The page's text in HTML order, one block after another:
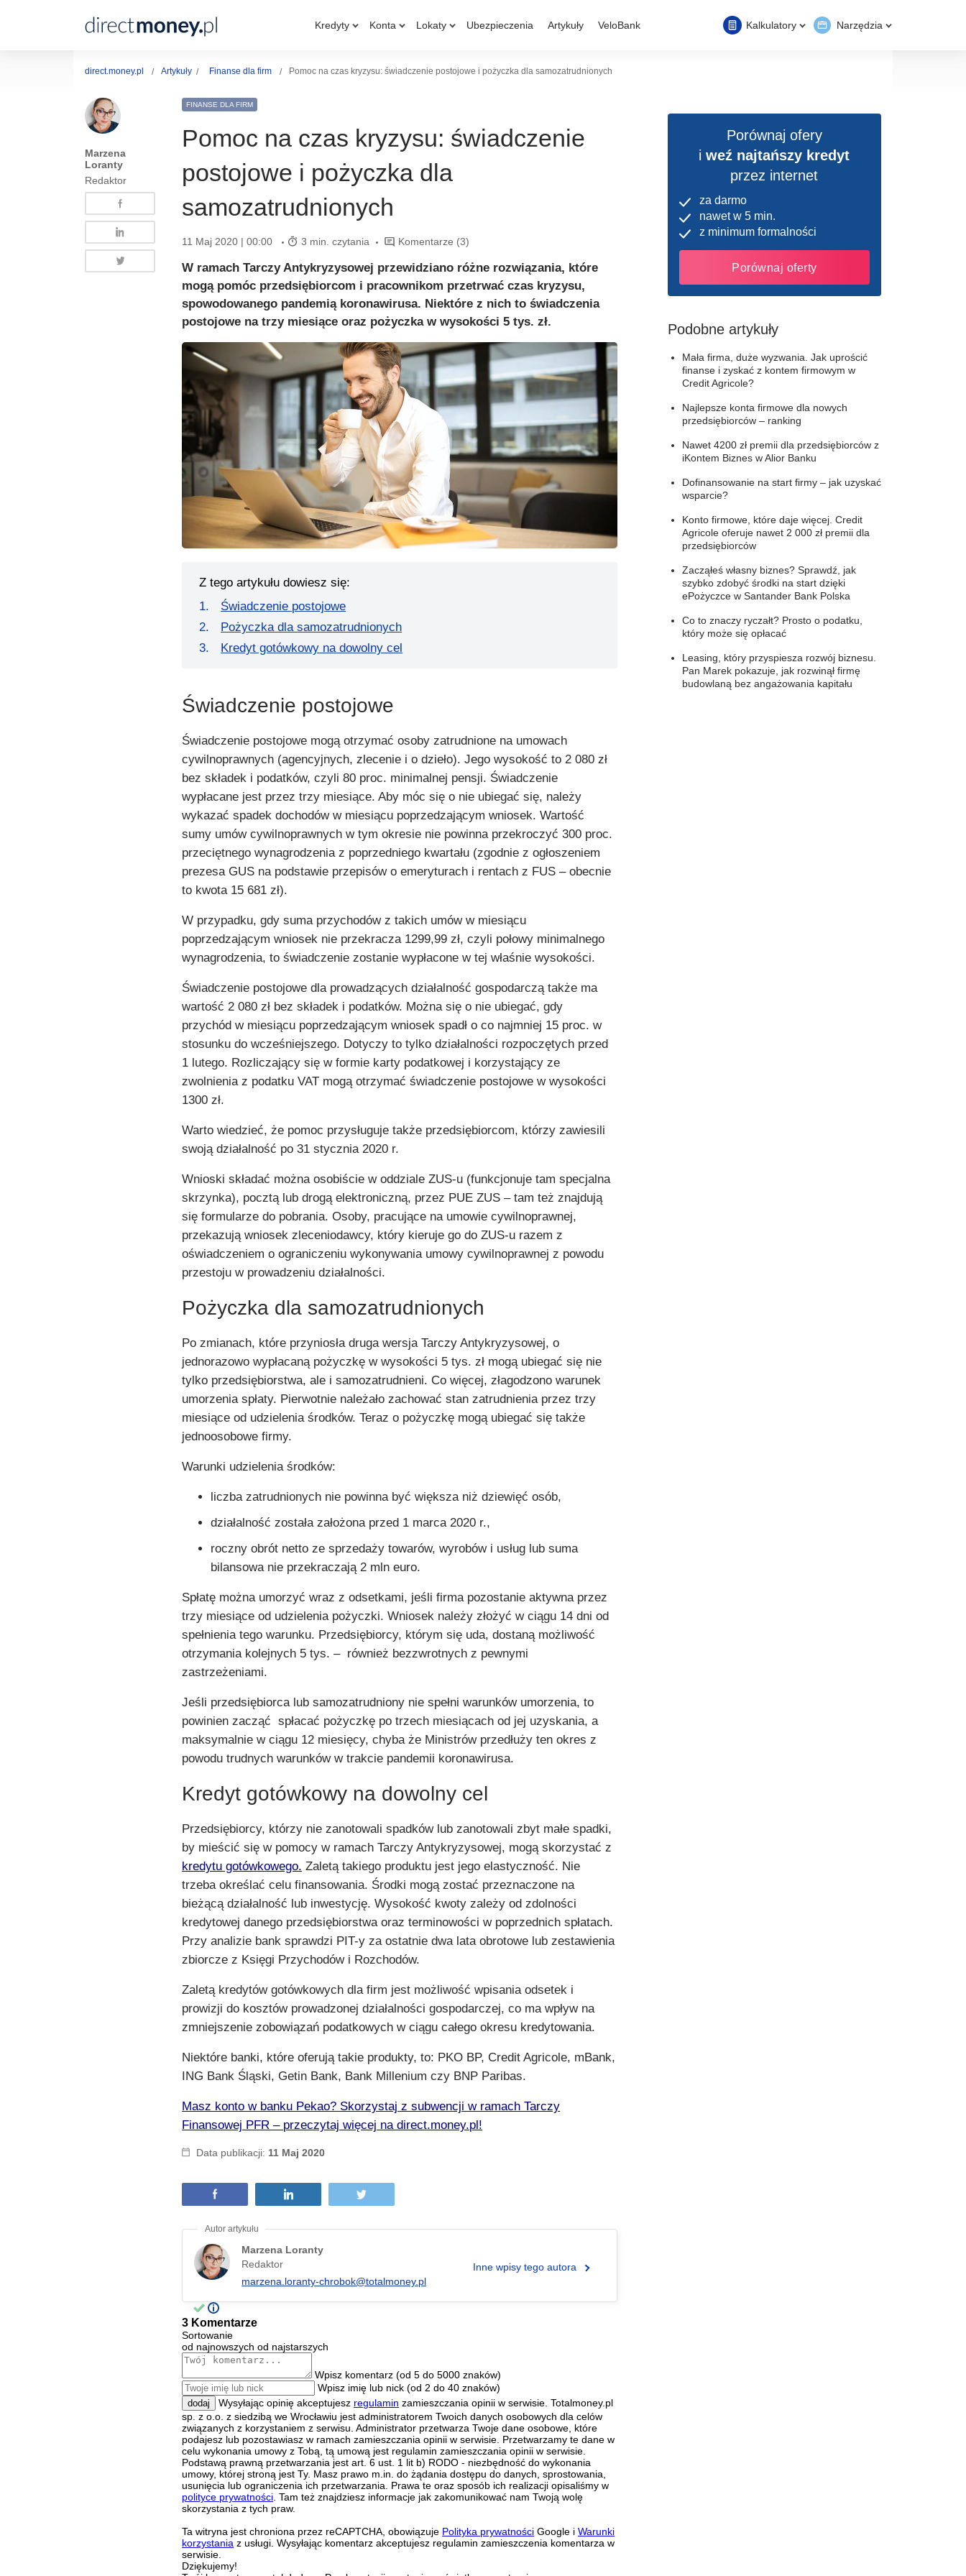
Kredyty Konta Lokaty Ubezpieczenia Artykuły VeloBank Kalkulatory Narzędzia
direct.money.pl Artykuły Finanse dla firm Pomoc na czas kryzysu: świadczenie postojowe i pożyczka dla samozatrudnionych
Marzena
Loranty
Redaktor
FINANSE DLA FIRM
Pomoc na czas kryzysu: świadczenie
postojowe i pożyczka dla
samozatrudnionych
11 Maj 2020 | 00:00 3 min. czytania Komentarze (3)
W ramach Tarczy Antykryzysowej przewidziano różne rozwiązania, które
mogą pomóc przedsiębiorcom i pracownikom przetrwać czas kryzysu,
spowodowanego pandemią koronawirusa. Niektóre z nich to świadczenia
postojowe na trzy miesiące oraz pożyczka w wysokości 5 tys. zł.
Z tego artykułu dowiesz się:
Świadczenie postojowe
Pożyczka dla samozatrudnionych
Kredyt gotówkowy na dowolny cel
Świadczenie postojowe
Świadczenie postojowe mogą otrzymać osoby zatrudnione na umowach
cywilnoprawnych (agencyjnych, zlecenie i o dzieło). Jego wysokość to 2 080 zł
bez składek i podatków, czyli 80 proc. minimalnej pensji. Świadczenie
wypłacane jest przez trzy miesiące. Aby móc się o nie ubiegać się, należy
wykazać spadek dochodów w miesiącu poprzedzającym wniosek. Wartość
sumy umów cywilnoprawnych w tym okresie nie powinna przekroczyć 300 proc.
przeciętnego wynagrodzenia z poprzedniego kwartału (zgodnie z ogłoszeniem
prezesa GUS na podstawie przepisów o emeryturach i rentach z FUS – obecnie
to kwota 15 681 zł).
W przypadku, gdy suma przychodów z takich umów w miesiącu
poprzedzającym wniosek nie przekracza 1299,99 zł, czyli połowy minimalnego
wynagrodzenia, to świadczenie zostanie wypłacone w tej właśnie wysokości.
Świadczenie postojowe dla prowadzących działalność gospodarczą także ma
wartość 2 080 zł bez składek i podatków. Można się o nie ubiegać, gdy
przychód w miesiącu poprzedzającym wniosek spadł o co najmniej 15 proc. w
stosunku do wcześniejszego. Dotyczy to tylko działalności rozpoczętych przed
1 lutego. Rozliczający się w formie karty podatkowej i korzystający ze
zwolnienia z podatku VAT mogą otrzymać świadczenie postojowe w wysokości
1300 zł.
Warto wiedzieć, że pomoc przysługuje także przedsiębiorcom, którzy zawiesili
swoją działalność po 31 stycznia 2020 r.
Wnioski składać można osobiście w oddziale ZUS-u (funkcjonuje tam specjalna
skrzynka), pocztą lub drogą elektroniczną, przez PUE ZUS – tam też znajdują
się formularze do pobrania. Osoby, pracujące na umowie cywilnoprawnej,
przekazują wniosek zleceniodawcy, który kieruje go do ZUS-u razem z
oświadczeniem o ograniczeniu wykonywania umowy cywilnoprawnej z powodu
przestoju w prowadzeniu działalności.
Pożyczka dla samozatrudnionych
Po zmianach, które przyniosła druga wersja Tarczy Antykryzysowej, o
jednorazowo wypłacaną pożyczkę w wysokości 5 tys. zł mogą ubiegać się nie
tylko przedsiębiorstwa, ale i samozatrudnieni. Co więcej, złagodzono warunek
umorzenia spłaty. Pierwotnie należało zachować stan zatrudnienia przez trzy
miesiące od udzielenia środków. Teraz o pożyczkę mogą ubiegać się także
jednoosobowe firmy.
Warunki udzielenia środków:
liczba zatrudnionych nie powinna być większa niż dziewięć osób,
działalność została założona przed 1 marca 2020 r.,
roczny obrót netto ze sprzedaży towarów, wyrobów i usług lub suma
bilansowa nie przekraczają 2 mln euro.
Spłatę można umorzyć wraz z odsetkami, jeśli firma pozostanie aktywna przez
trzy miesiące od udzielenia pożyczki. Wniosek należy złożyć w ciągu 14 dni od
spełnienia tego warunku. Przedsiębiorcy, którym się uda, dostaną możliwość
otrzymania kolejnych 5 tys. – również bezzwrotnych z pewnymi
zastrzeżeniami.
Jeśli przedsiębiorca lub samozatrudniony nie spełni warunków umorzenia, to
powinien zacząć spłacać pożyczkę po trzech miesiącach od jej uzyskania, a
maksymalnie w ciągu 12 miesięcy, chyba że Ministrów przedłuży ten okres z
powodu trudnych warunków w trakcie pandemii koronawirusa.
Kredyt gotówkowy na dowolny cel
Przedsiębiorcy, którzy nie zanotowali spadków lub zanotowali zbyt małe spadki,
by mieścić się w pomocy w ramach Tarczy Antykryzysowej, mogą skorzystać z
kredytu gotówkowego. Zaletą takiego produktu jest jego elastyczność. Nie
trzeba określać celu finansowania. Środki mogą zostać przeznaczone na
bieżącą działalność lub inwestycję. Wysokość kwoty zależy od zdolności
kredytowej danego przedsiębiorstwa oraz terminowości w poprzednich spłatach.
Przy analizie bank sprawdzi PIT-y za ostatnie dwa lata obrotowe lub zestawienia
zbiorcze z Księgi Przychodów i Rozchodów.
Zaletą kredytów gotówkowych dla firm jest możliwość wpisania odsetek i
prowizji do kosztów prowadzonej działalności gospodarczej, co ma wpływ na
zmniejszenie zobowiązań podatkowych w ciągu całego okresu kredytowania.
Niektóre banki, które oferują takie produkty, to: PKO BP, Credit Agricole, mBank,
ING Bank Śląski, Getin Bank, Bank Millenium czy BNP Paribas.
Masz konto w banku Pekao? Skorzystaj z subwencji w ramach Tarczy
Finansowej PFR – przeczytaj więcej na direct.money.pl!
Data publikacji: 11 Maj 2020
Marzena Loranty
Redaktor
marzena.loranty-chrobok@totalmoney.pl
Inne wpisy tego autora
3 Komentarze
Sortowanie
od najnowszych od najstarszych
Wpisz komentarz (od 5 do 5000 znaków)
Wpisz imię lub nick (od 2 do 40 znaków)
dodaj Wysyłając opinię akceptujesz regulamin zamieszczania opinii w serwisie. Totalmoney.pl
sp. z o.o. z siedzibą we Wrocławiu jest administratorem Twoich danych osobowych dla celów
związanych z korzystaniem z serwisu. Administrator przetwarza Twoje dane osobowe, które
podajesz lub pozostawiasz w ramach zamieszczania opinii w serwisie. Przetwarzamy te dane w
celu wykonania umowy z Tobą, tą umową jest regulamin zamieszczania opinii w serwisie.
Podstawą prawną przetwarzania jest art. 6 ust. 1 lit b) RODO - niezbędność do wykonania
umowy, której stroną jest Ty. Masz prawo m.in. do żądania dostępu do danych, sprostowania,
usunięcia lub ograniczenia ich przetwarzania. Prawa te oraz sposób ich realizacji opisaliśmy w
polityce prywatności . Tam też znajdziesz informacje jak zakomunikować nam Twoją wolę
skorzystania z tych praw.
Ta witryna jest chroniona przez reCAPTCHA, obowiązuje Polityka prywatności Google iWarunki
korzystania z usługi. Wysyłając komentarz akceptujesz regulamin zamieszczenia komentarza w
serwisie.
Dziękujemy!
Porównaj ofery
iweź najtańszy kredyt
przez internet
za darmo
nawet w 5 min.
z minimum formalności
Porównaj oferty
Podobne artykuły
Mała firma, duże wyzwania. Jak uprościć
finanse i zyskać z kontem firmowym w
Credit Agricole?
Najlepsze konta firmowe dla nowych
przedsiębiorców – ranking
Nawet 4200 zł premii dla przedsiębiorców z
iKontem Biznes w Alior Banku
Dofinansowanie na start firmy – jak uzyskać
wsparcie?
Konto firmowe, które daje więcej. Credit
Agricole oferuje nawet 2 000 zł premii dla
przedsiębiorców
Zacząłeś własny biznes? Sprawdź, jak
szybko zdobyć środki na start dzięki
ePożyczce w Santander Bank Polska
Co to znaczy ryczałt? Prosto o podatku,
który może się opłacać
Leasing, który przyspiesza rozwój biznesu.
Pan Marek pokazuje, jak rozwinął firmę
budowlaną bez angażowania kapitału